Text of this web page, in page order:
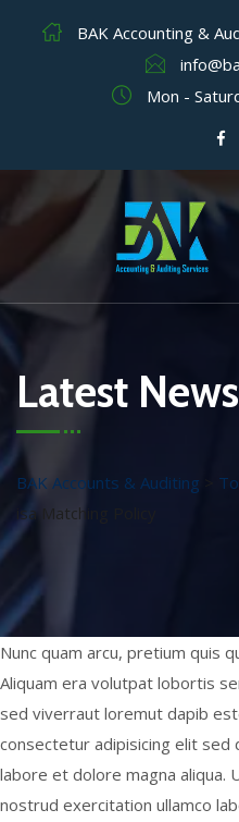
BAK Accounting &
Mon -
Latest News
BAK Accounts & Auditing
isa Matching Policy
Nunc quam arcu, pretium quis
Aliquam era volutpat lobortis
sed viverraut loremut dapib
consectetur adipisicing elit
labore et dolore magna aliqua.
nostrud exercitation ullamco